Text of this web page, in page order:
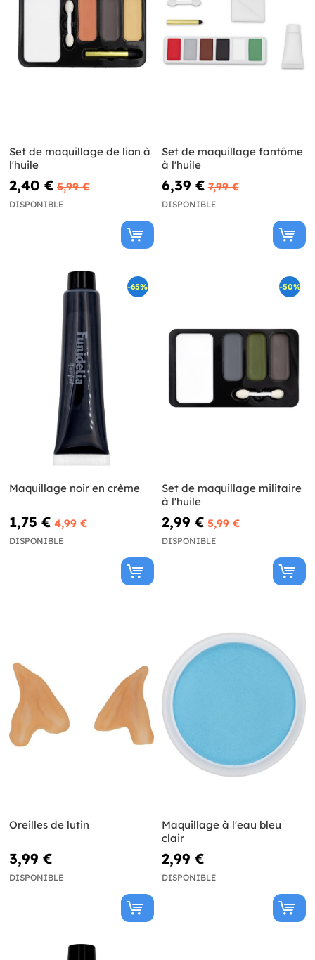
Set de maquillage de lion à
l'huile
2,40 € 5,99 €
DISPONIBLE
Set de maquillage fantôme
à l'huile
6,39 € 7,99 €
DISPONIBLE
-65%
Maquillage noir en crème
1,75 € 4,99 €
DISPONIBLE
-50%
Set de maquillage militaire
à l'huile
2,99 € 5,99 €
DISPONIBLE
Oreilles de lutin
3,99 €
DISPONIBLE
Maquillage à l'eau bleu
clair
2,99 €
DISPONIBLE